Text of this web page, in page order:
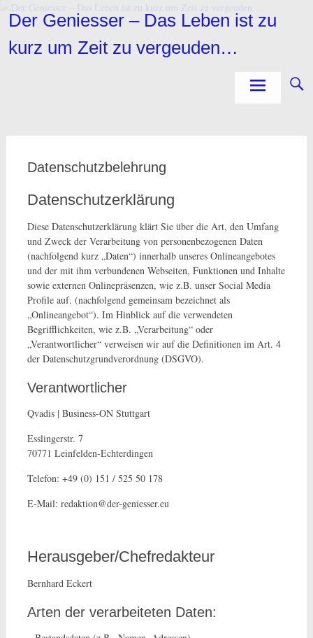
Zum
InhaltDer Geniesser – Das Leben ist zu
kurz um Zeit zu vergeuden…
Datenschutzbelehrung
Datenschutzerklärung
Diese Datenschutzerklärung klärt Sie über die Art, den Umfang
und Zweck der Verarbeitung von personenbezogenen Daten
(nachfolgend kurz „Daten“) innerhalb unseres Onlineangebotes
und der mit ihm verbundenen Webseiten, Funktionen und Inhalte
sowie externen Onlinepräsenzen, wie z.B. unser Social Media
Profile auf. (nachfolgend gemeinsam bezeichnet als
„Onlineangebot“). Im Hinblick auf die verwendeten
Begrifflichkeiten, wie z.B. „Verarbeitung“ oder
„Verantwortlicher“ verweisen wir auf die Definitionen im Art. 4
der Datenschutzgrundverordnung (DSGVO).
Verantwortlicher
Qvadis | Business-ON Stuttgart
Esslingerstr. 7
70771 Leinfelden-Echterdingen
Telefon: +49 (0) 151 / 525 50 178
E-Mail: redaktion@der-geniesser.eu
Herausgeber/Chefredakteur
Bernhard Eckert
Arten der verarbeiteten Daten: